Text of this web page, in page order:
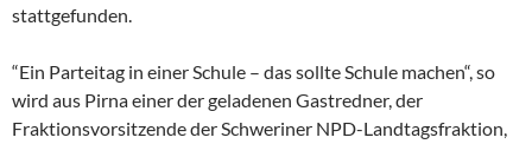
stattgefunden.
“Ein Parteitag in einer Schule – das sollte Schule machen“, so
wird aus Pirna einer der geladenen Gastredner, der
Fraktionsvorsitzende der Schweriner NPD-Landtagsfraktion,